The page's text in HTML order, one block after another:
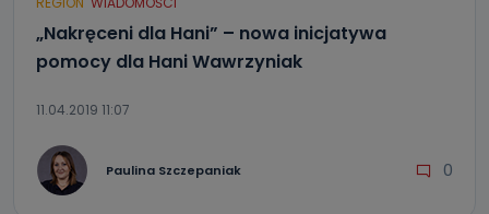
„Nakręceni dla Hani” – nowa inicjatywa
pomocy dla Hani Wawrzyniak
11.04.2019 11:07
Paulina Szczepaniak 0